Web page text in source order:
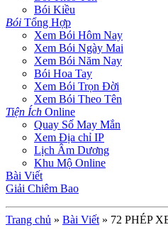
Bói Kiều
Bói Tổng Hợp
Xem Bói Hôm Nay
Xem Bói Ngày Mai
Xem Bói Năm Nay
Bói Hoa Tay
Xem Bói Trọn Đời
Xem Bói Theo Tên
Tiện Ích Online
Quay Số May Mắn
Xem Địa chỉ IP
Lịch Âm Dương
Khu Mộ Online
Bài Viết
Giải Chiêm Bao
Trang chủ » Bài Viết » 72 PHÉP